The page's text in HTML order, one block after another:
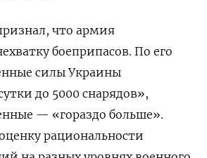
что армия
боеприпасов. По его
силы Украины
до 5000 снарядов»,
— «гораздо больше».
рациональности